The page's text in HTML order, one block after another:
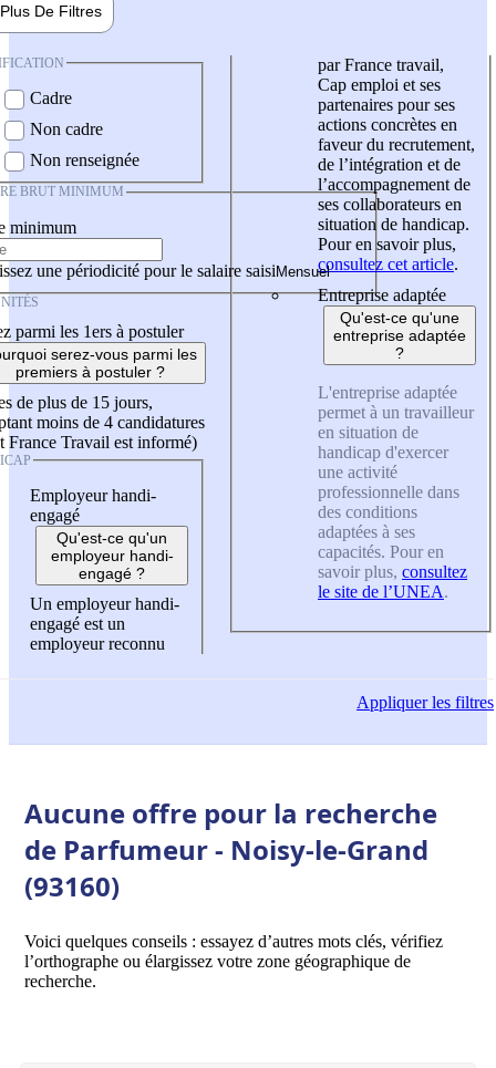
Plus De Filtres
Cadre
Non cadre
Non renseignée
BRUT MINIMUM
minimum
une périodicité pour le salaire saisi
parmi les 1ers à postuler
serez-vous parmi les
premiers à postuler ?
de plus de 15 jours,
moins de 4 candidatures
France Travail est informé)
Employeur handi-
engagé
Qu'est-ce qu'un
employeur handi-
engagé ?
Un employeur handi-
engagé est un
employeur reconnu
par France travail,
Cap emploi et ses
partenaires pour ses
actions concrètes en
faveur du recrutement,
de l’intégration et de
l’accompagnement de
ses collaborateurs en
situation de handicap.
Pour en savoir plus,
consultez cet article.
Entreprise adaptée
Qu'est-ce qu'une
entreprise adaptée
?
L'entreprise adaptée
permet à un travailleur
en situation de
handicap d'exercer
une activité
professionnelle dans
des conditions
adaptées à ses
capacités. Pour en
savoir plus, consultez
le site de l’UNEA.
Appliquerles filtres
Aucune offre pour la recherche
de Parfumeur - Noisy-le-Grand
(93160)
Voici quelques conseils : essayez d’autres mots clés, vérifiez
l’orthographe ou élargissez votre zone géographique de
recherche.